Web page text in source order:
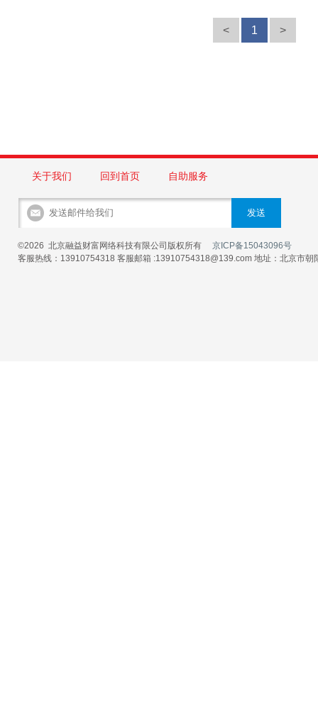
< 1 >
关于我们 回到首页 自助服务
©2026 北京融益财富网络科技有限公司版权所有 京ICP备15043096号
客服热线：13910754318 客服邮箱 :13910754318@139.com 地址：北京市